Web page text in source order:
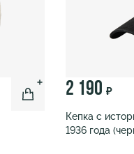
2 190 ₽
Кепка с
1936 года